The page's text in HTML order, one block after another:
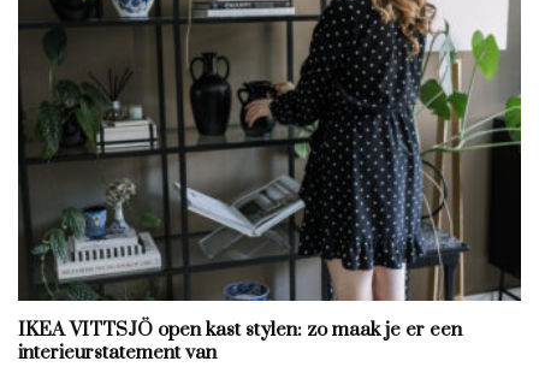
IKEA VITTSJÖ open kast stylen: zo maak je er een
interieurstatement van